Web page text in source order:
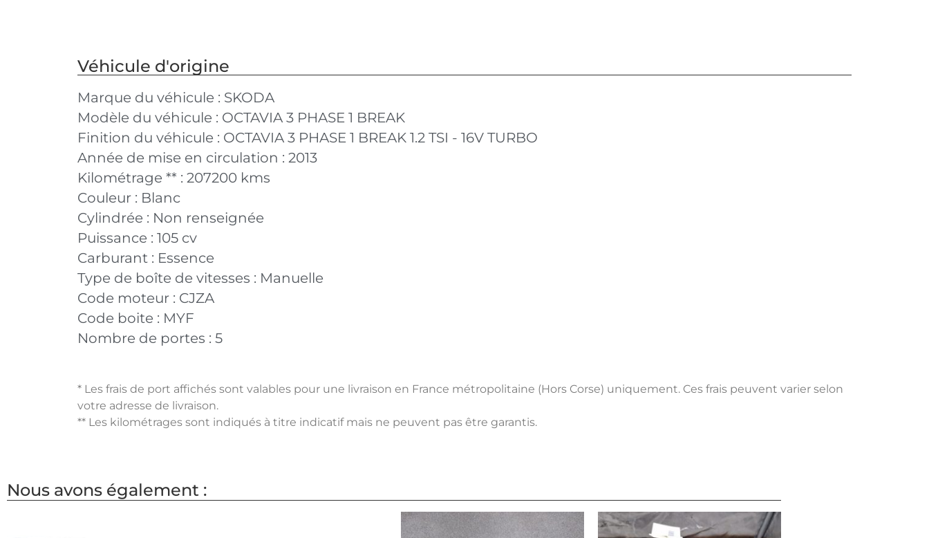
Véhicule d'origine
Marque du véhicule : SKODA
Modèle du véhicule : OCTAVIA 3 PHASE 1 BREAK
Finition du véhicule : OCTAVIA 3 PHASE 1 BREAK 1.2 TSI - 16V TURBO
Année de mise en circulation : 2013
Kilométrage ** : 207200 kms
Couleur : Blanc
Cylindrée : Non renseignée
Puissance : 105 cv
Carburant : Essence
Type de boîte de vitesses : Manuelle
Code moteur : CJZA
Code boite : MYF
Nombre de portes : 5
* Les frais de port affichés sont valables pour une livraison en France métropolitaine (Hors Corse) uniquement. Ces frais peuvent varier selon
votre adresse de livraison.
** Les kilométrages sont indiqués à titre indicatif mais ne peuvent pas être garantis.
Nous avons également :